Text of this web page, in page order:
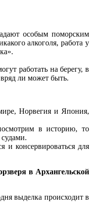
особым поморским
алкоголя, работа у
работать на берегу, в
ли может быть.
Норвегия и Япония,
в историю, то
и консервироваться для
в Архангельской
выделка происходит в